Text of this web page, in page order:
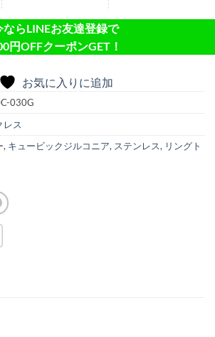
ならLINEお友達登録で
円OFFクーポンGET！
お気に入りに追加
030G
レス
, キュービックジルコニア, ステンレス, リングト